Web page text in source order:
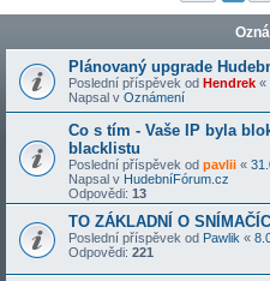
Plánovaný upgrade
Poslední příspěvek od Hendrek «
Napsal v Oznámení
Co s tím - Vaše IP byla
blacklistu
Poslední příspěvek od pavlii «
Napsal v HudebníFórum.cz
Odpovědi: 13
TO ZÁKLADNÍ O
Poslední příspěvek od Pawlik «
Odpovědi: 221